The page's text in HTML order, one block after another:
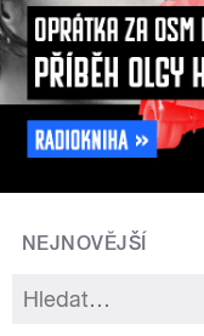
NEJNOVĚJŠÍ